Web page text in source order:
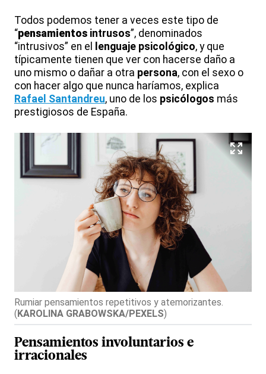
Todos podemos tener a veces este tipo de
“pensamientos intrusos”, denominados
“intrusivos” en el
lenguaje psicológico, y que
típicamente tienen que ver con hacerse daño a
uno mismo o dañar a otra persona, con el sexo o
con hacer algo que nunca haríamos, explica
Rafael Santandreu, uno de los psicólogos más
prestigiosos de España.
Rumiar pensamientos repetitivos y atemorizantes.
(KAROLINA GRABOWSKA/PEXELS)
Pensamientos involuntarios e
irracionales